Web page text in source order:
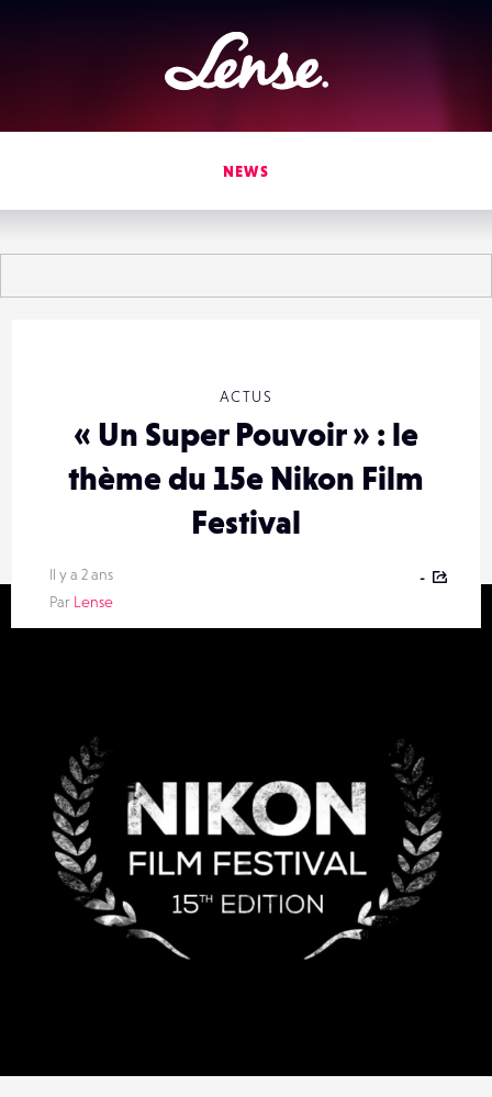
Lense
NEWS
ACTUS
« Un Super Pouvoir » : le
thème du 15e Nikon Film
Festival
Il y a 2 ans
Par Lense
-